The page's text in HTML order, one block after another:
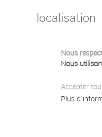
localisation
Nous
Nous
Accepter
Plus